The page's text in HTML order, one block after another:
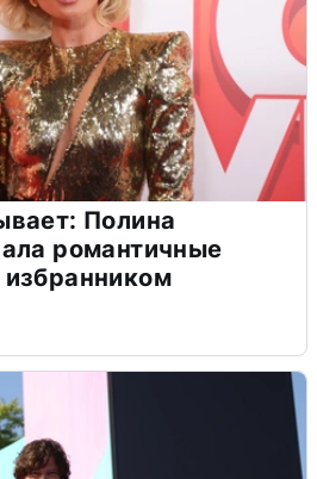
Полина
романтичные